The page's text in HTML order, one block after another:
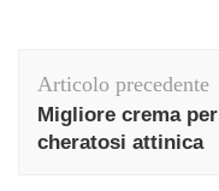
articolo
Articolo precedente
Migliore crema per
cheratosi attinica